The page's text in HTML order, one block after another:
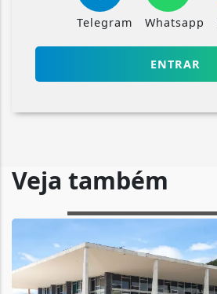
Telegram Whatsapp
ENTRAR
Veja também